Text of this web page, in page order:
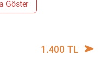
Göster
1.400 TL